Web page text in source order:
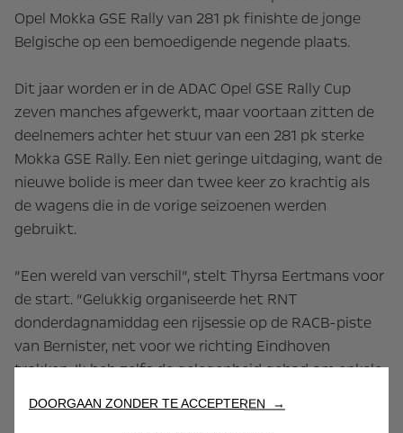
Opel Mokka GSE Rally van 281 pk finishte de jonge
Belgische op een bemoedigende negende plaats.
Dit jaar worden er in de ADAC Opel GSE Rally Cup
zeven manches afgewerkt, maar voortaan zitten de
deelnemers achter het stuur van een 281 pk sterke
Mokka GSE Rally. Een niet geringe uitdaging, want de
nieuwe bolide is meer dan twee keer zo krachtig als
de wagens die in de vorige seizoenen werden
gebruikt.
“Een wereld van verschil”, stelt Thyrsa Eertmans voor
de start. “Gelukkig organiseerde het RNT
donderdagnamiddag een rijsessie op de RACB-piste
van Bernister, net voor we richting Eindhoven
trokken. Ik heb zelfs de gelegenheid gehad om enkele
gereputeerde rallyrijder, Tom Heindrichs. Vanuit het
DOORGAAN ZONDER TE ACCEPTEREN →